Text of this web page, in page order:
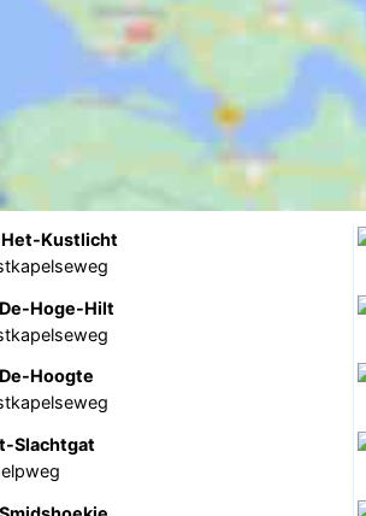
Het-Kustlicht
Hoge-Hilt
Hoogte
Slachtgat